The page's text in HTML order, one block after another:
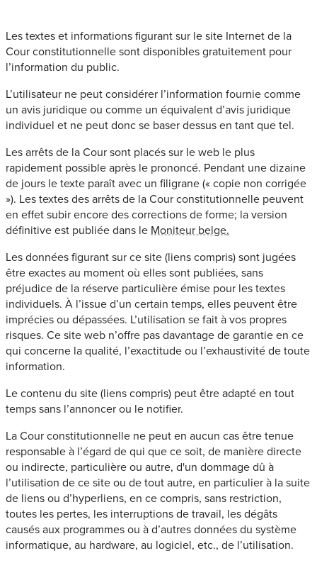
Les textes et informations figurant sur le site Internet de la
Cour constitutionnelle sont disponibles gratuitement pour
l’information du public.
L’utilisateur ne peut considérer l’information fournie comme
un avis juridique ou comme un équivalent d’avis juridique
individuel et ne peut donc se baser dessus en tant que tel.
Les arrêts de la Cour sont placés sur le web le plus
rapidement possible après le prononcé. Pendant une dizaine
de jours le texte paraît avec un filigrane (« copie non corrigée
»). Les textes des arrêts de la Cour constitutionnelle peuvent
en effet subir encore des corrections de forme; la version
définitive est publiée dans le Moniteur belge.
Les données figurant sur ce site (liens compris) sont jugées
être exactes au moment où elles sont publiées, sans
préjudice de la réserve particulière émise pour les textes
individuels. À l’issue d’un certain temps, elles peuvent être
imprécies ou dépassées. L’utilisation se fait à vos propres
risques. Ce site web n’offre pas davantage de garantie en ce
qui concerne la qualité, l’exactitude ou l’exhaustivité de toute
information.
Le contenu du site (liens compris) peut être adapté en tout
temps sans l’annoncer ou le notifier.
La Cour constitutionnelle ne peut en aucun cas être tenue
responsable à l’égard de qui que ce soit, de manière directe
ou indirecte, particulière ou autre, d'un dommage dû à
l’utilisation de ce site ou de tout autre, en particulier à la suite
de liens ou d’hyperliens, en ce compris, sans restriction,
toutes les pertes, les interruptions de travail, les dégâts
causés aux programmes ou à d’autres données du système
informatique, au hardware, au logiciel, etc., de l’utilisation.